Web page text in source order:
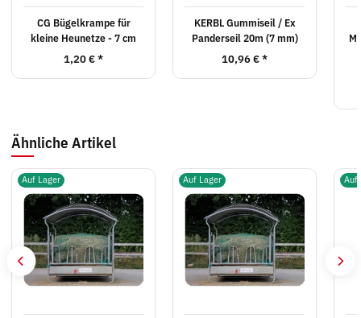
CG Bügelkrampe für
kleine Heunetze - 7 cm
1,20 €*
KERBL Gummiseil / Ex
Panderseil 20m (7 mm)
10,96 €*
Ähnliche Artikel
Auf Lager Auf Lager Auf